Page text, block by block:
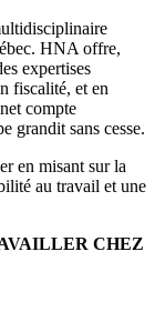
HNA offre,
expertises
fiscalité, et en
compte
grandit sans cesse.
en misant sur la
au travail et une
CHEZ